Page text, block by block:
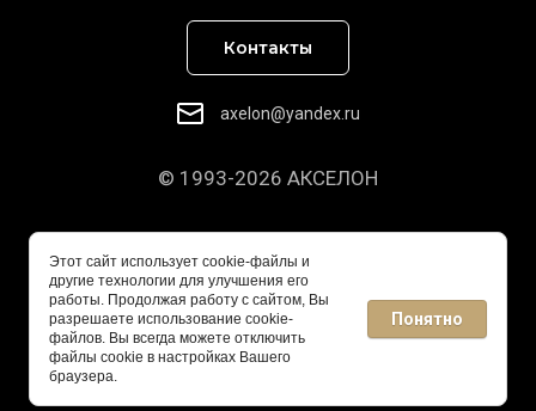
© 1993-2026 АКСЕЛОН
Контакты
axelon@yandex.ru
Этот сайт использует cookie-файлы и
другие технологии для улучшения его
работы. Продолжая работу с сайтом, Вы
разрешаете использование cookie-
файлов. Вы всегда можете отключить
файлы cookie в настройках Вашего
браузера.
Понятно